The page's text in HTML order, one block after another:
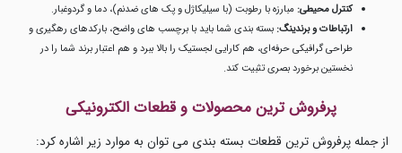
کنترل محیطی: مبارزه با رطوبت (با سیلیکاژل و پک های ضدنم)، دما و گردوغبار.
ارتباطات و برندینگ: بسته بندی شما باید با برچسب های واضح، بارکدهای رهگیری و
طراحی گرافیکی حرفه‌ای، هم کارایی لجستیک را بالا ببرد و هم اعتبار برند شما را در
نخستین برخورد بصری تثبیت کند.
پرفروش ترین محصولات و قطعات الکترونیکی
از جمله پرفروش ترین قطعات بسته بندی می توان به موارد زیر اشاره کرد: